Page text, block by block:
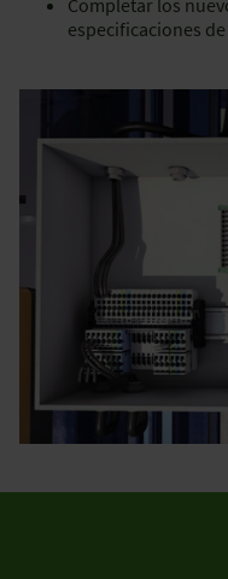
especificaciones